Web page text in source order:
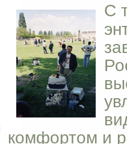
С
комфортом и